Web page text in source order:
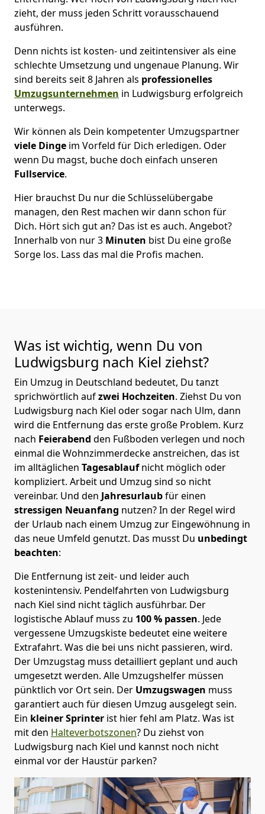
zieht, der muss jeden Schritt vorausschauend
ausführen.
Denn nichts ist kosten- und zeitintensiver als eine
schlechte Umsetzung und ungenaue Planung. Wir
sind bereits seit 8 Jahren als professionelles
Umzugsunternehmen in Ludwigsburg erfolgreich
unterwegs.
Wir können als Dein kompetenter Umzugspartner
viele Dinge im Vorfeld für Dich erledigen. Oder
wenn Du magst, buche doch einfach unseren
Fullservice.
Hier brauchst Du nur die Schlüsselübergabe
managen, den Rest machen wir dann schon für
Dich. Hört sich gut an? Das ist es auch. Angebot?
Innerhalb von nur 3 Minuten bist Du eine große
Sorge los. Lass das mal die Profis machen.
Was ist wichtig, wenn Du von
Ludwigsburg nach Kiel ziehst?
Ein Umzug in Deutschland bedeutet, Du tanzt
sprichwörtlich aufzwei Hochzeiten. Ziehst Du von
Ludwigsburg nach Kiel oder sogar nach Ulm, dann
wird die Entfernung das erste große Problem. Kurz
nach Feierabend den Fußboden verlegen und noch
einmal die Wohnzimmerdecke anstreichen, das ist
im alltäglichen Tagesablaufnicht möglich oder
kompliziert. Arbeit und Umzug sind so nicht
vereinbar. Und den Jahresurlaubfür einen
stressigen Neuanfang nutzen? In der Regel wird
der Urlaub nach einem Umzug zur Eingewöhnung in
das neue Umfeld genutzt. Das musst Du unbedingt
beachten:
Die Entfernung ist zeit- und leider auch
kostenintensiv. Pendelfahrten von Ludwigsburg
nach Kiel sind nicht täglich ausführbar. Der
logistische Ablauf muss zu 100 % passen. Jede
vergessene Umzugskiste bedeutet eine weitere
Extrafahrt. Was die bei uns nicht passieren, wird.
Der Umzugstag muss detailliert geplant und auch
umgesetzt werden. Alle Umzugshelfer müssen
pünktlich vor Ort sein. Der Umzugswagen muss
garantiert auch für diesen Umzug ausgelegt sein.
Ein kleiner Sprinter ist hier fehl am Platz. Was ist
mit den Halteverbotszonen? Du ziehst von
Ludwigsburg nach Kiel und kannst noch nicht
einmal vor der Haustür parken?